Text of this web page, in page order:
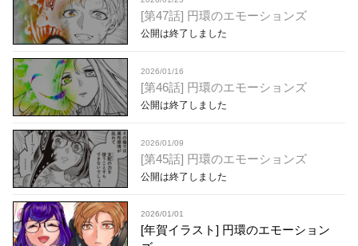
[第47話] 円環のエモーションズ
公開は終了しました
2026/01/16
[第46話] 円環のエモーションズ
公開は終了しました
2026/01/09
[第45話] 円環のエモーションズ
公開は終了しました
2026/01/01
[年賀イラスト] 円環のエモーション